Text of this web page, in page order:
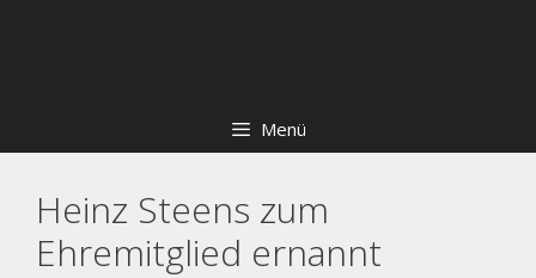
Menü
Heinz Steens zum
Ehremitglied ernannt